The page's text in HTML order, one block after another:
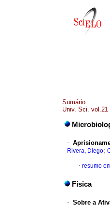
Sumário
Univ. Sci. vol.21
·
Rivera, Diego;
· resumo
Física
· Sobre a